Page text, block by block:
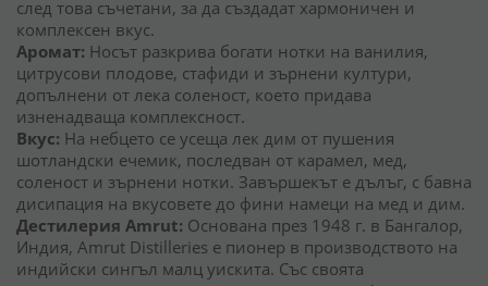
след това съчетани, за да създадат хармоничен и
комплексен вкус.
Аромат: Носът разкрива богати нотки на ванилия,
цитрусови плодове, стафиди и зърнени култури,
допълнени от лека соленост, което придава
изненадваща комплексност.
Вкус: На небцето се усеща лек дим от пушения
шотландски ечемик, последван от карамел, мед,
соленост и зърнени нотки. Завършекът е дълъг, с бавна
дисипация на вкусовете до фини намеци на мед и дим.
Дестилерия Amrut: Основана през 1948 г. в Бангалор,
Индия, Amrut Distilleries е пионер в производството на
индийски сингъл малц уискита. Със своята